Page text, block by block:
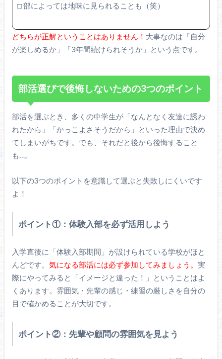
□ 部によっては地味に見られることも（笑）
どちらが正解ということはありません！ 大事なのは「自分
が楽しめるか」「3年間続けられそうか」という点です。
部活選びで後悔しないための3つのポイント
部活を選ぶとき、多くの中学生が「なんとなく友達に誘わ
れたから」「かっこよさそうだから」といった理由で決め
てしまいがちです。でも、それだと後から後悔すること
も…。
以下の3つのポイントを意識して選ぶと失敗しにくいです
よ！
ポイント①：体験入部を必ず活用しよう
入学直後に「体験入部期間」が設けられている学校がほと
んどです。 気になる部活には必ず参加してみましょう。 実
際にやってみると「イメージと違った！」ということはよ
くあります。雰囲気・先輩の感じ・練習の厳しさを自分の
目で確かめることが大切です。
ポイント②：先輩や顧問の雰囲気を見よう